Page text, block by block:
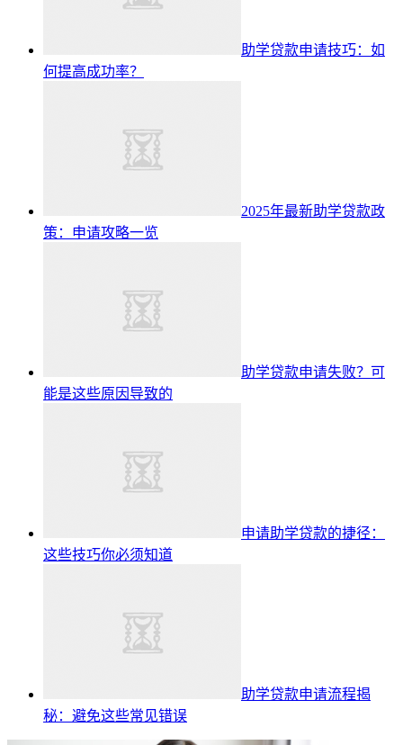
助学贷款申请技巧：如
何提高成功率？
2025年最新助学贷款政
策：申请攻略一览
助学贷款申请失败？可
能是这些原因导致的
申请助学贷款的捷径：
这些技巧你必须知道
助学贷款申请流程揭
秘：避免这些常见错误